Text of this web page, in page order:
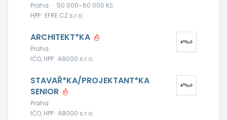
Praha · 50 000–60 000 Kč
HPP · EFRE CZ s.r.o.
ARCHITEKT*KA
Praha
IČO, HPP · A8000 s.r.o.
STAVAŘ*KA/PROJEKTANT*KA
SENIOR
Praha
IČO, HPP · A8000 s.r.o.